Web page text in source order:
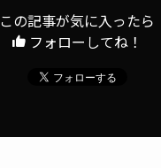
この記事が気に入ったら
フォローしてね！